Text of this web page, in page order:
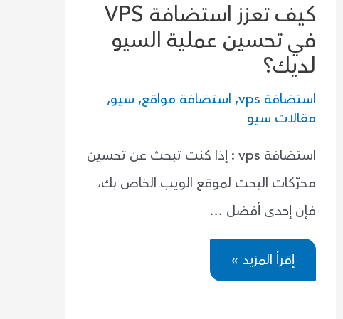
كيف تعزز استضافة VPS
في تحسين عملية السيو
لديك؟
استضافة vps , استضافة مواقع, سيو,
مقالات سيو
استضافة vps : إذا كنت تبحث عن تحسين
محرّكات البحث لموقع الويب الخاص بك،
فإن إحدى أفضل …
كيف
تعزز
استضافة
إقرأ المزيد »